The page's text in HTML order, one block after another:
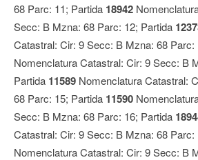
68 Parc: 11; Partida 18942
Secc: B Mzna: 68 Parc: 12; Partida
Catastral: Cir: 9 Secc: B Mzna: 68 Parc:
Nomenclatura Catastral: Cir: 9 Secc: B
Partida 11589 Nomenclatura Catastral:
68 Parc: 15; Partida 11590
Secc: B Mzna: 68 Parc: 16; Partida
Catastral: Cir: 9 Secc: B Mzna: 68 Parc:
Nomenclatura Catastral: Cir: 9 Secc: B